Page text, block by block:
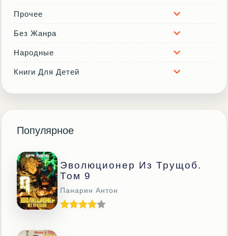
Прочее
Без Жанра
Народные
Книги Для Детей
Популярное
Эволюционер Из Трущоб.
Том 9
Панарин Антон